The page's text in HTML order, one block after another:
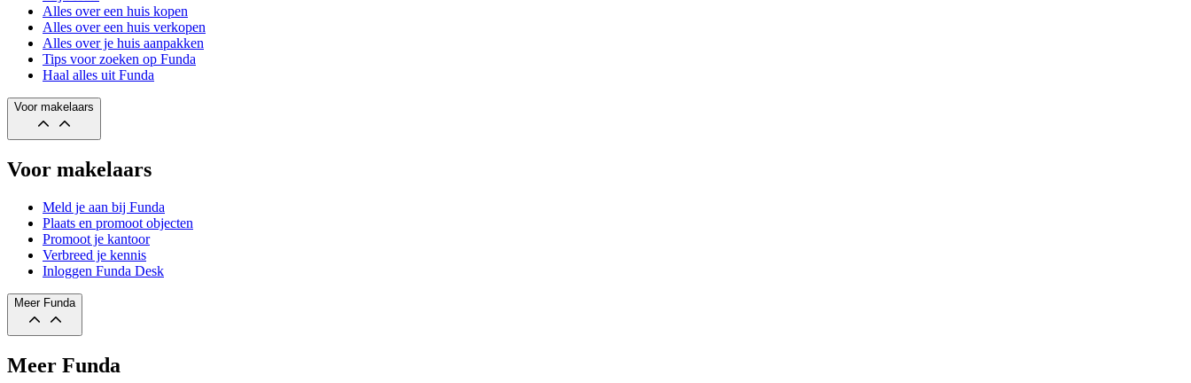
Alles over een huis kopen
Alles over een huis verkopen
Alles over je huis aanpakken
Tips voor zoeken op Funda
Haal alles uit Funda
Voor makelaars
Voor makelaars
Meld je aan bij Funda
Plaats en promoot objecten
Promoot je kantoor
Verbreed je kennis
Inloggen Funda Desk
Meer Funda
Meer Funda